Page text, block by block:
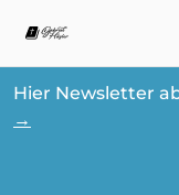
Hier Newsletter
→